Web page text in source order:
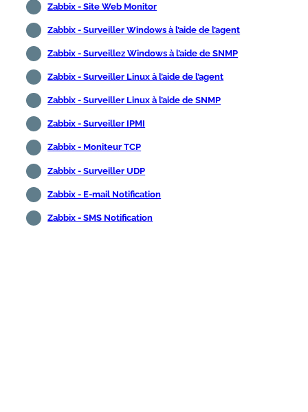
Zabbix - Site Web Monitor
Zabbix - Surveiller Windows à l’aide de l’agent
Zabbix - Surveillez Windows à l’aide de SNMP
Zabbix - Surveiller Linux à l’aide de l’agent
Zabbix - Surveiller Linux à l’aide de SNMP
Zabbix - Surveiller IPMI
Zabbix - Moniteur TCP
Zabbix - Surveiller UDP
Zabbix - E-mail Notification
Zabbix - SMS Notification